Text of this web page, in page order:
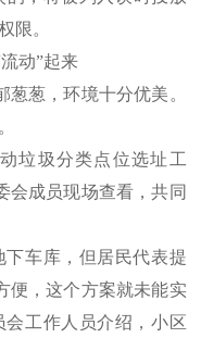
限。
动”起来
葱，环境十分优美。
垃圾分类点位选址工
会成员现场查看，共同
车库，但居民代表提
便，这个方案就未能实
工作人员介绍，小区